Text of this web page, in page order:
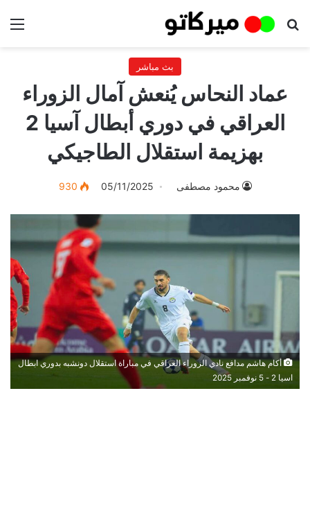
بحث عن
بث مباشر
عماد النحاس يُنعش آمال الزوراء
العراقي في دوري أبطال آسيا 2
بهزيمة استقلال الطاجيكي
محمود مصطفى 05/11/2025
930
أكام هاشم مدافع نادي الزوراء العراقي في مباراة استقلال دونشبه بدوري ابطال
اسيا 2 - 5 نوفمبر 2025